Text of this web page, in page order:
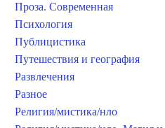
Проза. Современная
Психология
Публицистика
Путешествия и география
Развлечения
Разное
Религия/мистика/нло